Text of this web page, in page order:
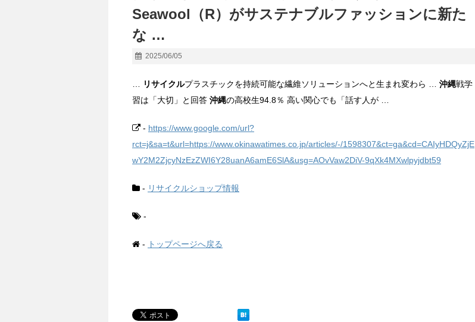
Seawool（R）がサステナブルファッションに新た
な …
2025/06/05
リサイクルプラスチックを持続可能な繊維ソリューションへと生まれ変わら … 沖縄戦学
習は「大切」と回答 沖縄の高校生94.8％ 高い関心でも「話す人が …
- https://www.google.com/url?
rct=j&sa=t&url=https://www.okinawatimes.co.jp/articles/-/1598307&ct=ga&cd=CAIyHDQyZjE
wY2M2ZjcyNzEzZWI6Y28uanA6amE6SlA&usg=AOvVaw2DiV-9qXk4MXwlpyjdbt59
- リサイクルショップ情報
-
- トップページへ戻る